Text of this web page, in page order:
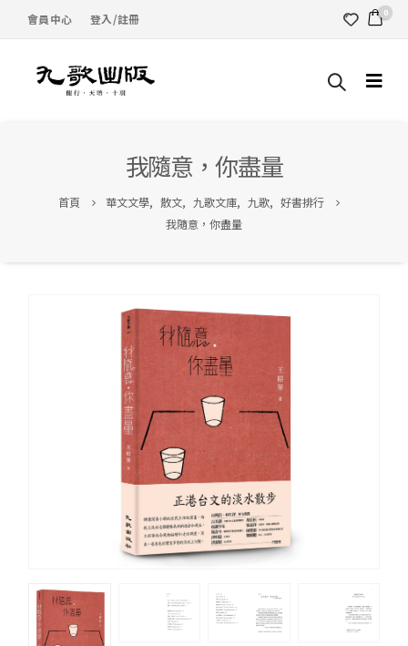
會員中心 登入/註冊 0
我隨意，你盡量
首頁 華文文學, 散文, 九歌文庫, 九歌, 好書排行
我隨意，你盡量